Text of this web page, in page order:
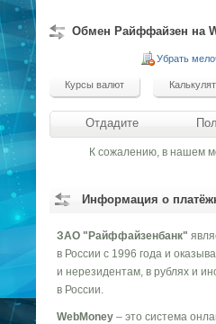
Обмен Райффайзен на
Убрать
Отдадите
К сожалению, в нашем
Информация о
ЗАО "Райффайзенбанк"
в России с 1996 года и
и нерезидентам, в рублях и
в России.
WebMoney – это система